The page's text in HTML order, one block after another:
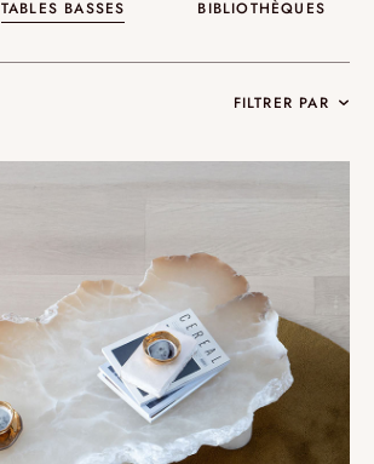
TABLES BASSES BIBLIOTHÈQUES
FILTRER PAR
Collections
Reflexion
Vesuve
Incandescence
Atelier